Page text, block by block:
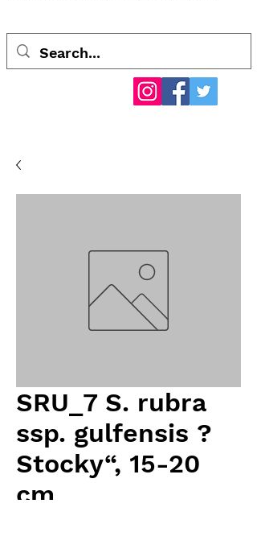
SRU_7 S. rubra
ssp. gulfensis ?
Stocky“, 15-20
cm